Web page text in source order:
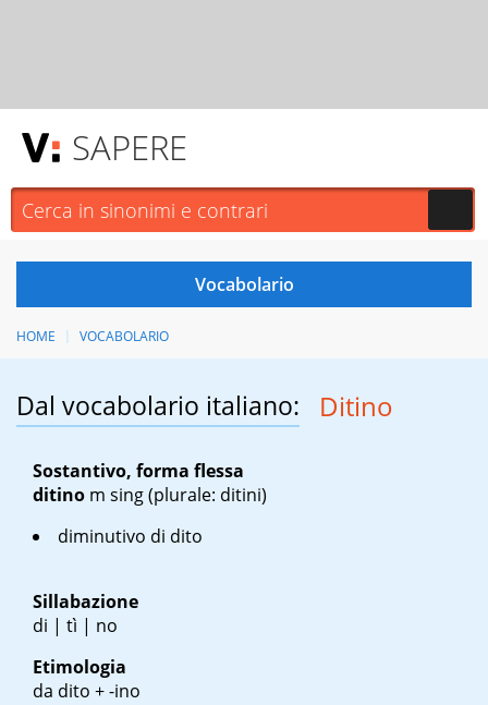
SAPERE
HOME VOCABOLARIO
Dal vocabolario italiano: Ditino
Sostantivo, forma flessa
ditino m sing(plurale: ditini)
diminutivo di dito
Sillabazione
di | tì | no
Etimologia
da dito + -ino